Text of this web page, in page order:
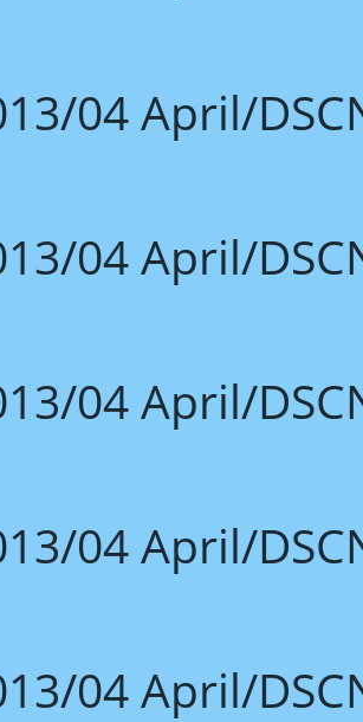
04 April/
04 April/
04 April/
04 April/
04 April/